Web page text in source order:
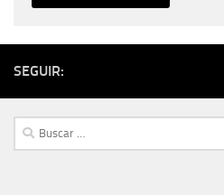
SEGUIR:
Buscar: